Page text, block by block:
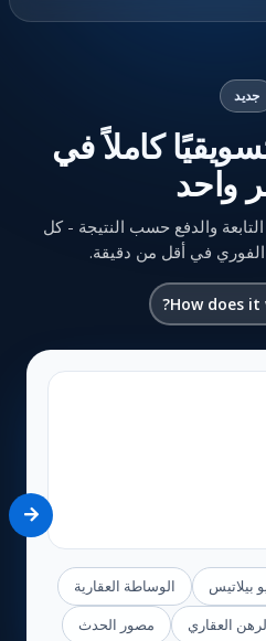
جديد
كاملاً في
واحد
والدفع حسب النتيجة - كل
في أقل من دقيقة.
How does it
بيلاتيس
الوساطة العقارية
العقاري مصور الحدث